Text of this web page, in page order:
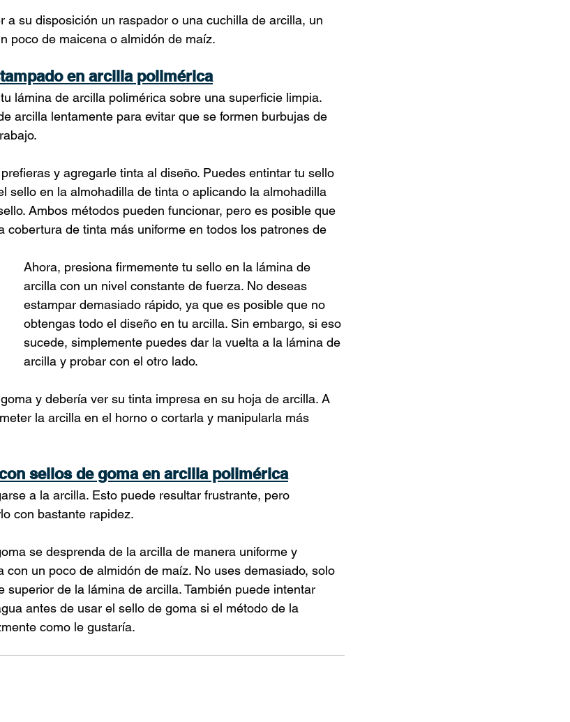
a su disposición un raspador o una cuchilla de arcilla, un
poco de maicena o almidón de maíz.
en arcilla polimérica
lámina de arcilla polimérica sobre una superficie limpia.
arcilla lentamente para evitar que se formen burbujas de
y agregarle tinta al diseño. Puedes entintar tu sello
sello en la almohadilla de tinta o aplicando la almohadilla
Ambos métodos pueden funcionar, pero es posible que
cobertura de tinta más uniforme en todos los patrones de
Ahora, presiona firmemente tu sello en la lámina de
arcilla con un nivel constante de fuerza. No deseas
estampar demasiado rápido, ya que es posible que no
obtengas todo el diseño en tu arcilla. Sin embargo, si eso
sucede, simplemente puedes dar la vuelta a la lámina de
arcilla y probar con el otro lado.
y debería ver su tinta impresa en su hoja de arcilla. A
la arcilla en el horno o cortarla y manipularla más
sellos de goma en arcilla polimérica
a la arcilla. Esto puede resultar frustrante, pero
con bastante rapidez.
se desprenda de la arcilla de manera uniforme y
con un poco de almidón de maíz. No uses demasiado, solo
superior de la lámina de arcilla. También puede intentar
antes de usar el sello de goma si el método de la
como le gustaría.